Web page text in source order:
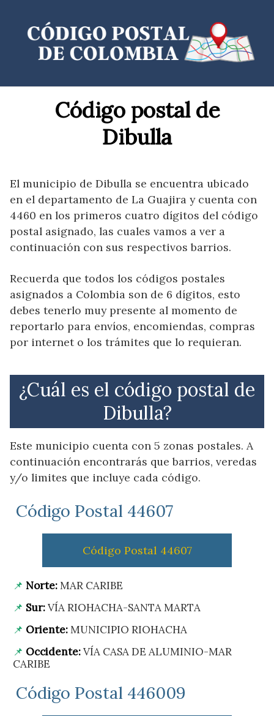
contenido
Código postal de
Dibulla
El municipio de Dibulla se encuentra ubicado
en el departamento de La Guajira y cuenta con
4460 en los primeros cuatro dígitos del código
postal asignado, las cuales vamos a ver a
continuación con sus respectivos barrios.
Recuerda que todos los códigos postales
asignados a Colombia son de 6 dígitos, esto
debes tenerlo muy presente al momento de
reportarlo para envíos, encomiendas, compras
por internet o los trámites que lo requieran.
¿Cuál es el código postal de
Dibulla?
Este municipio cuenta con 5 zonas postales. A
continuación encontrarás que barrios, veredas
y/o limites que incluye cada código.
Código Postal 44607
Código Postal 44607
Norte:MAR CARIBE
Sur:VÍA RIOHACHA-SANTA MARTA
Oriente:MUNICIPIO RIOHACHA
Occidente:VÍA CASA DE ALUMINIO-MAR
CARIBE
Código Postal 446009